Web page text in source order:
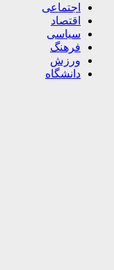
اجتماعی
اقتصاد
سیاسی
فرهنگ
ورزش
دانشگاه